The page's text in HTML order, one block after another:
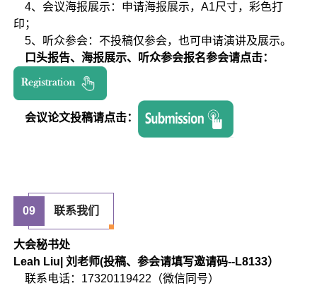
4、会议海报展示：申请海报展示，A1尺寸，彩色打
印；
5、听众参会：不投稿仅参会，也可申请演讲及展示。
口头报告、海报展示、听众参会报名参会请点击：
会议论文投稿请点击：
09 联系我们
大会秘书处
Leah Liu| 刘老师(投稿、参会请填写邀请码--L8133）
联系电话：17320119422（微信同号）